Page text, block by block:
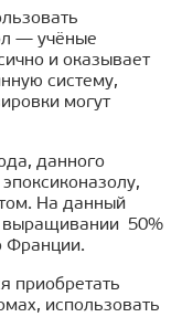
— учёные
и оказывает
систему,
могут
данного
На данный
выращивании 50%
Франции.
приобретать
использовать